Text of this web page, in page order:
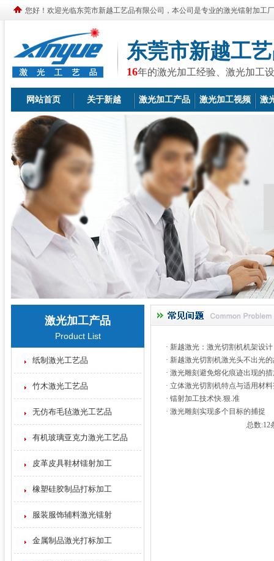
您好！欢迎光临东莞市新越工艺品有限公司，本公司是专业的激光镭射加工
东莞市新越工
16年的激光加工经验、激光加工
网站首页 关于新越 激光加工产品 激光加工视频 激
激光加工产品
Product List
纸制激光工艺品
竹木激光工艺品
无仿布毛毡激光工艺品
有机玻璃亚克力激光工艺品
皮革皮具鞋材镭射加工
橡塑硅胶制品打标加工
服装服饰辅料激光镭射
金属制品激光打标加工
· 新越激光：激光切割机机架设计
· 新越激光切割机激光头不出光
· 激光雕刻避免熔化痕迹出现的
· 立体激光切割机特点与适用材
· 镭射加工技术快.狠.准
· 激光雕刻实现多个目标的捕捉
总数:12